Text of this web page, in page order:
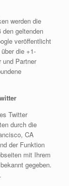
werden die
geltenden
veröffentlicht
die +1-
und Partner
Twitter
durch die
CA
der Funktion
mit Ihrem
gegeben.